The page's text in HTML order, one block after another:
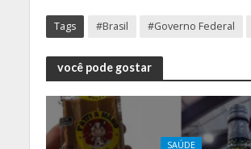
Tags #Brasil #Governo Federal
você pode gostar
SAÚDE